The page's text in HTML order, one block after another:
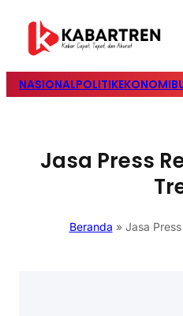
NASIONALPOLITIKEKONOMI
Jasa Press
Beranda » Jasa